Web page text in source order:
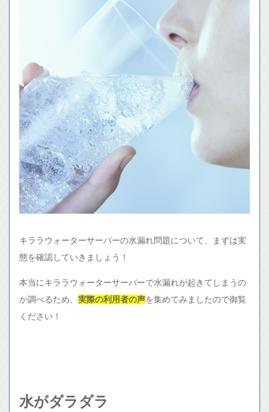
キララウォーターサーバーの水漏れ問題について、まずは実
態を確認していきましょう！
本当にキララウォーターサーバーで水漏れが起きてしまうの
か調べるため、 実際の利用者の声を集めてみましたので御覧
ください！
水がダラダラ